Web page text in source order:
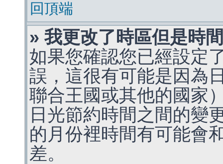
回頂端
» 我更改了時區但是時
如果您確認您已經設定
誤，這很有可能是因為
聯合王國或其他的國家
日光節約時間之間的變
的月份裡時間有可能會
差。